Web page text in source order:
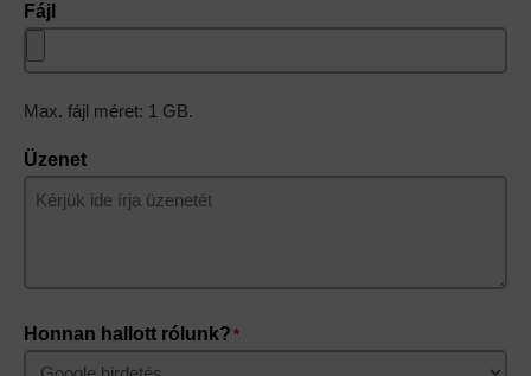
Fájl
Max. fájl méret: 1 GB.
Üzenet
Honnan hallott rólunk? *